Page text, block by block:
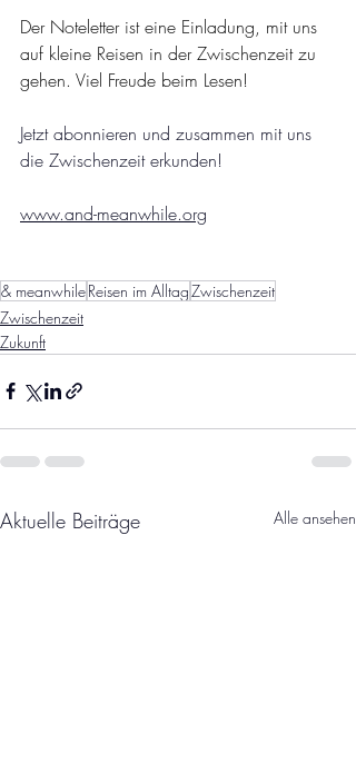
Der Noteletter ist eine Einladung, mit uns
auf kleine Reisen in der Zwischenzeit zu
gehen. Viel Freude beim Lesen!
Jetzt abonnieren und zusammen mit uns
die Zwischenzeit erkunden!
www.and-meanwhile.org
& meanwhileReisen im AlltagZwischenzeit
Zwischenzeit
Zukunft
Aktuelle Beiträge Alle ansehen